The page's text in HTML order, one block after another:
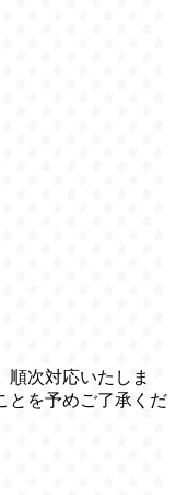
順次対応いたしま
とを予めご了承くだ